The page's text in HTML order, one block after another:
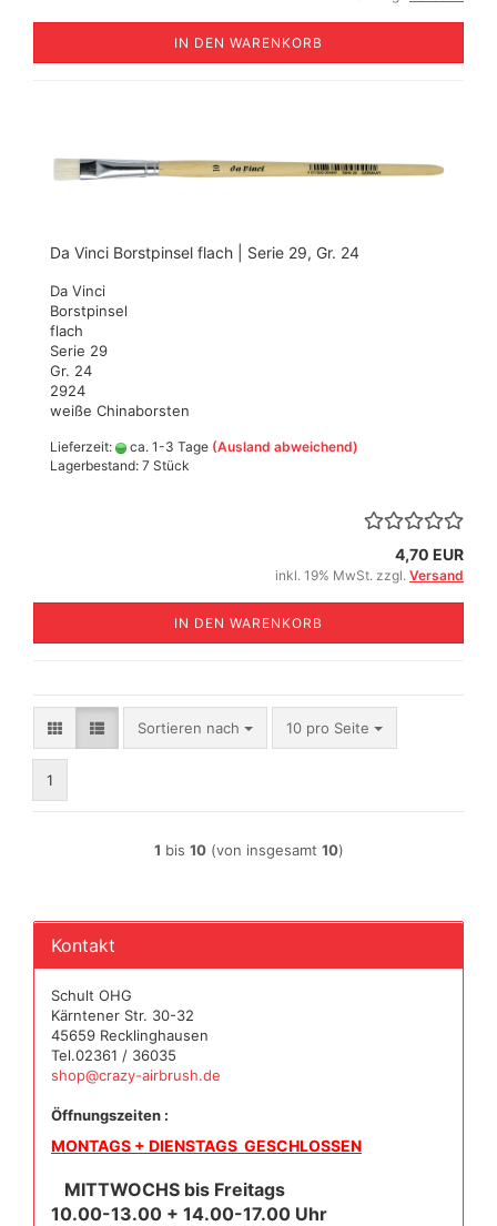
IN DEN WARENKORB
Da Vinci Borstpinsel flach | Serie 29, Gr. 24
Da Vinci
Borstpinsel
flach
Serie 29
Gr. 24
2924
weiße Chinaborsten
Lieferzeit: ca. 1-3 Tage (Ausland abweichend)
Lagerbestand: 7 Stück
4,70 EUR
inkl. 19% MwSt. zzgl. Versand
IN DEN WARENKORB
Sortieren nach
Sortieren nach 10 pro Seite
pro Seite
1
1 bis 10(von insgesamt 10)
Kontakt
Schult OHG
Kärntener Str. 30-32
45659 Recklinghausen
Tel.02361 / 36035
shop@crazy-airbrush.de
Öffnungszeiten :
MONTAGS + DIENSTAGS GESCHLOSSEN
MITTWOCHS bis Freitags
10.00-13.00 + 14.00-17.00 Uhr